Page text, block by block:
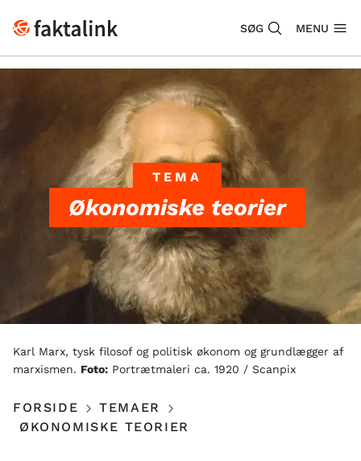
SØG MENU
TEMA
Økonomiske teorier
Karl Marx, tysk filosof og politisk økonom og grundlægger af
marxismen. Foto: Portrætmaleri ca. 1920 / Scanpix
FORSIDE
TEMAER
ØKONOMISKE TEORIER